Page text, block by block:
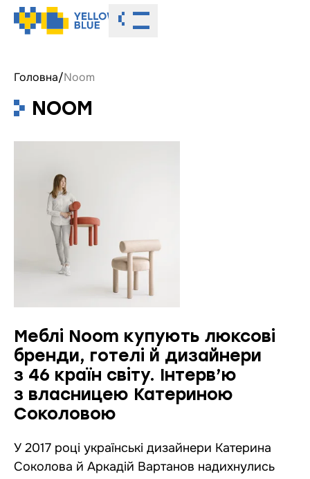
Toggle menu
Головна/Noom
NOOM
Меблі Noom купують люксові
бренди, готелі й дизайнери
з 46 країн світу. Інтерв’ю
з власницею Катериною
Соколовою
У 2017 році українські дизайнери Катерина
Соколова й Аркадій Вартанов надихнулись